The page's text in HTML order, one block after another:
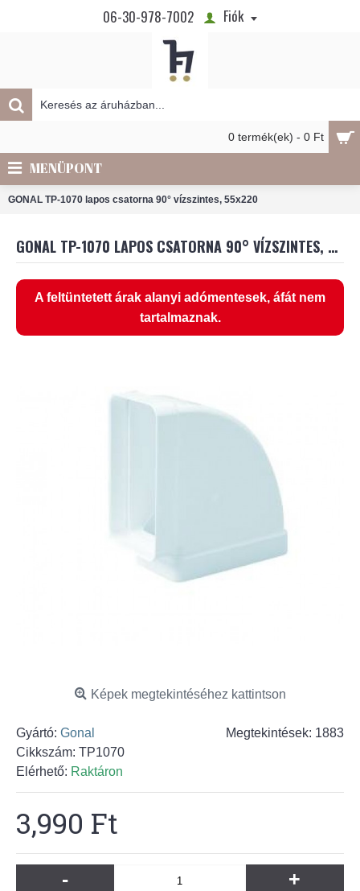
06-30-978-7002 Fiók
0 termék(ek) - 0 Ft
MENÜPONT
GONAL TP-1070 lapos csatorna 90° vízszintes, 55x220
GONAL TP-1070 LAPOS CSATORNA 90° VÍZSZINTES, 55X220
A feltüntetett árak alanyi adómentesek, áfát nem
tartalmaznak.
Képek megtekintéséhez kattintson
Megtekintések: 1883
Gyártó: Gonal
Cikkszám: TP1070
Elérhető: Raktáron
3,990 Ft
- +